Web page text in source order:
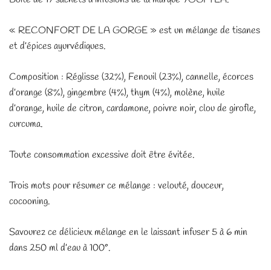
« RECONFORT DE LA GORGE » est un mélange de tisanes
et d’épices ayurvédiques.
Composition : Réglisse (32%), Fenouil (23%), cannelle, écorces
d’orange (8%), gingembre (4%), thym (4%), molène, huile
d’orange, huile de citron, cardamone, poivre noir, clou de girofle,
curcuma.
Toute consommation excessive doit être évitée.
Trois mots pour résumer ce mélange : velouté, douceur,
cocooning.
Savourez ce délicieux mélange en le laissant infuser 5 à 6 min
dans 250 ml d’eau à 100°.